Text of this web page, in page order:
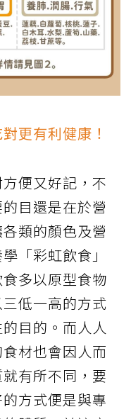
更有利健康！
便又好記，不
目還是在於營
類的顏色及營
「彩虹飲食」
多以原型食物
低一高的方式
目的。而人人
材也會因人而
有所不同，要
方式便是與專